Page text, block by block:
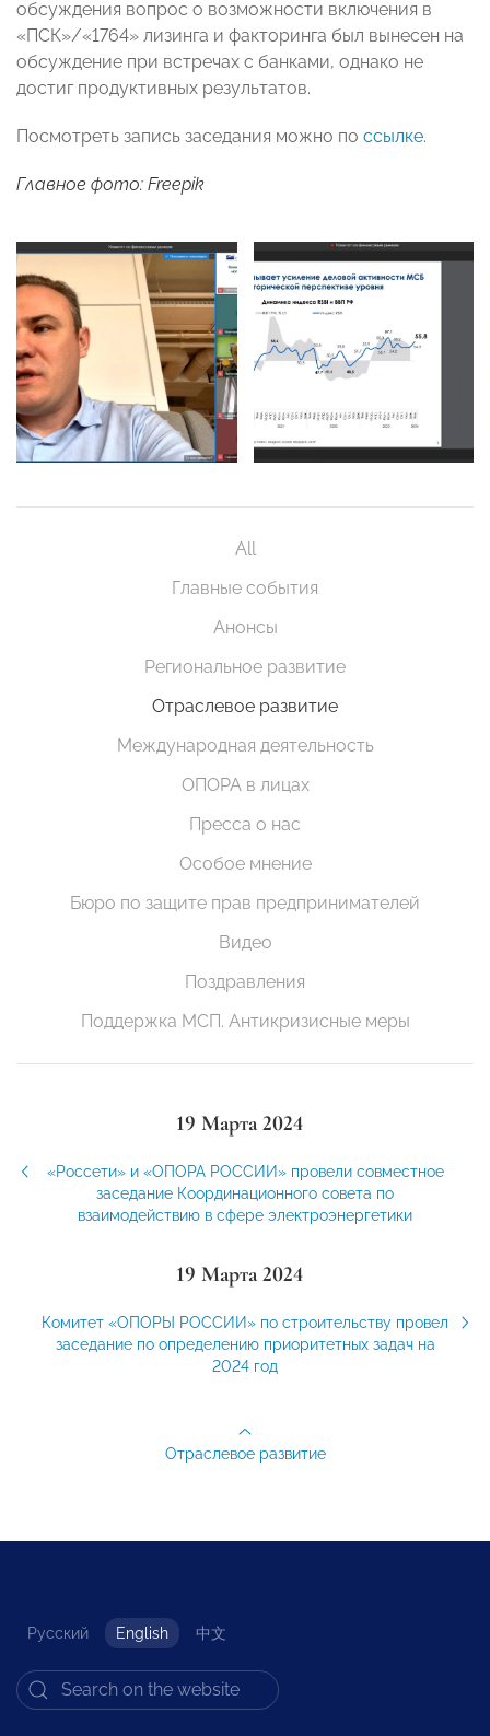
обсуждения вопрос о возможности включения в
«ПСК»/«1764» лизинга и факторинга был вынесен на
обсуждение при встречах с банками, однако не
достиг продуктивных результатов.
Посмотреть запись заседания можно по ссылке.
Главное фото: Freepik
All
Главные события
Анонсы
Региональное развитие
Отраслевое развитие
Международная деятельность
ОПОРА в лицах
Пресса о нас
Особое мнение
Бюро по защите прав предпринимателей
Видео
Поздравления
Поддержка МСП. Антикризисные меры
19 Марта 2024
«Россети» и «ОПОРА РОССИИ» провели совместное
заседание Координационного совета по
взаимодействию в сфере электроэнергетики
19 Марта 2024
Комитет «ОПОРЫ РОССИИ» по строительству провел
заседание по определению приоритетных задач на
2024 год
Отраслевое развитие
Русский English 中文